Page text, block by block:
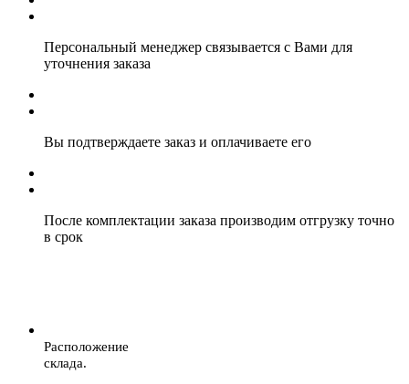
Персональный менеджер связывается с Вами для
уточнения заказа
Вы подтверждаете заказ и оплачиваете его
После комплектации заказа производим отгрузку точно
в срок
Расположение
склада.